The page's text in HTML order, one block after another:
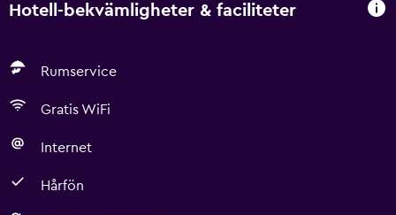
Hotell-bekvämligheter & faciliteter
Rumservice
Gratis WiFi
Internet
Hårfön